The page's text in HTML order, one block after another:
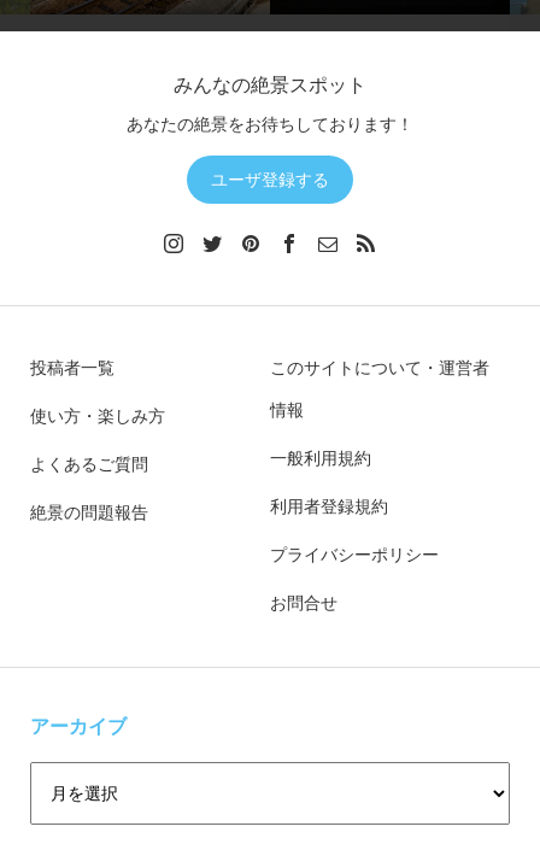
みんなの絶景スポット
あなたの絶景をお待ちしております！
ユーザ登録する
投稿者一覧
使い方・楽しみ方
よくあるご質問
絶景の問題報告
このサイトについて・運営者
情報
一般利用規約
利用者登録規約
プライバシーポリシー
お問合せ
アーカイブ